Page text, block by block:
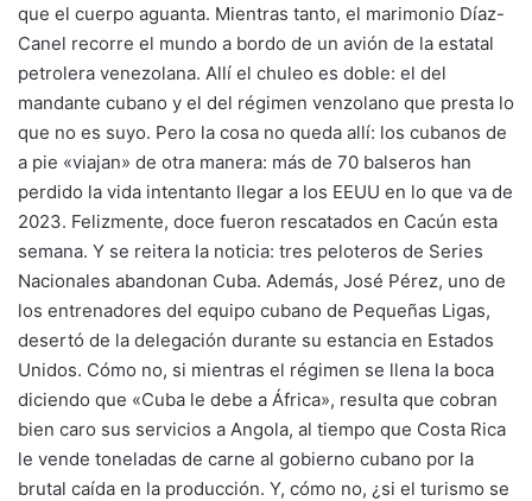
que el cuerpo aguanta. Mientras tanto, el marimonio Díaz-
Canel recorre el mundo a bordo de un avión de la estatal
petrolera venezolana. Allí el chuleo es doble: el del
mandante cubano y el del régimen venzolano que presta lo
que no es suyo. Pero la cosa no queda allí: los cubanos de
a pie «viajan» de otra manera: más de 70 balseros han
perdido la vida intentanto llegar a los EEUU en lo que va de
2023. Felizmente, doce fueron rescatados en Cacún esta
semana. Y se reitera la noticia: tres peloteros de Series
Nacionales abandonan Cuba. Además, José Pérez, uno de
los entrenadores del equipo cubano de Pequeñas Ligas,
desertó de la delegación durante su estancia en Estados
Unidos. Cómo no, si mientras el régimen se llena la boca
diciendo que «Cuba le debe a África», resulta que cobran
bien caro sus servicios a Angola, al tiempo que Costa Rica
le vende toneladas de carne al gobierno cubano por la
brutal caída en la producción. Y, cómo no, ¿si el turismo se